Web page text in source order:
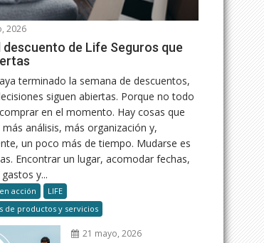
2026
descuento de Life Seguros que
terminado la semana de descuentos,
siguen abiertas. Porque no todo
en el momento. Hay cosas que
análisis, más organización y,
un poco más de tiempo. Mudarse es
Encontrar un lugar, acomodar fechas,
y...
acción
LIFE
de productos y servicios
21 mayo, 2026